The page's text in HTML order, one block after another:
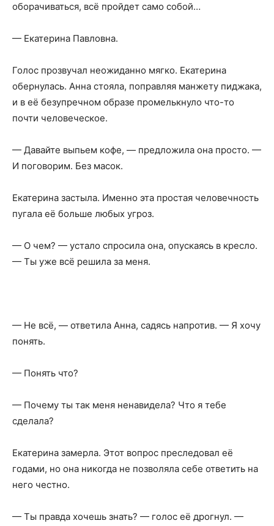
оборачиваться, всё пройдет само собой…
— Екатерина Павловна.
Голос прозвучал неожиданно мягко. Екатерина
обернулась. Анна стояла, поправляя манжету пиджака,
и в её безупречном образе промелькнуло что-то
почти человеческое.
— Давайте выпьем кофе, — предложила она просто. —
И поговорим. Без масок.
Екатерина застыла. Именно эта простая человечность
пугала её больше любых угроз.
— О чем? — устало спросила она, опускаясь в кресло.
— Ты уже всё решила за меня.
— Не всё, — ответила Анна, садясь напротив. — Я хочу
понять.
— Понять что?
— Почему ты так меня ненавидела? Что я тебе
сделала?
Екатерина замерла. Этот вопрос преследовал её
годами, но она никогда не позволяла себе ответить на
него честно.
— Ты правда хочешь знать? — голос её дрогнул. —